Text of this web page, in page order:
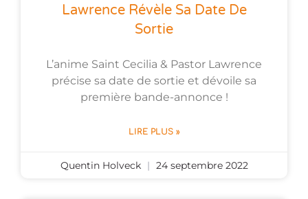
Lawrence Révèle Sa Date De
Sortie
L’anime Saint Cecilia & Pastor Lawrence
précise sa date de sortie et dévoile sa
première bande-annonce !
LIRE PLUS »
Quentin Holveck 24 septembre 2022